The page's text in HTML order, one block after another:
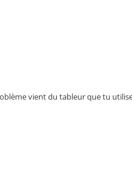
vient du tableur que tu